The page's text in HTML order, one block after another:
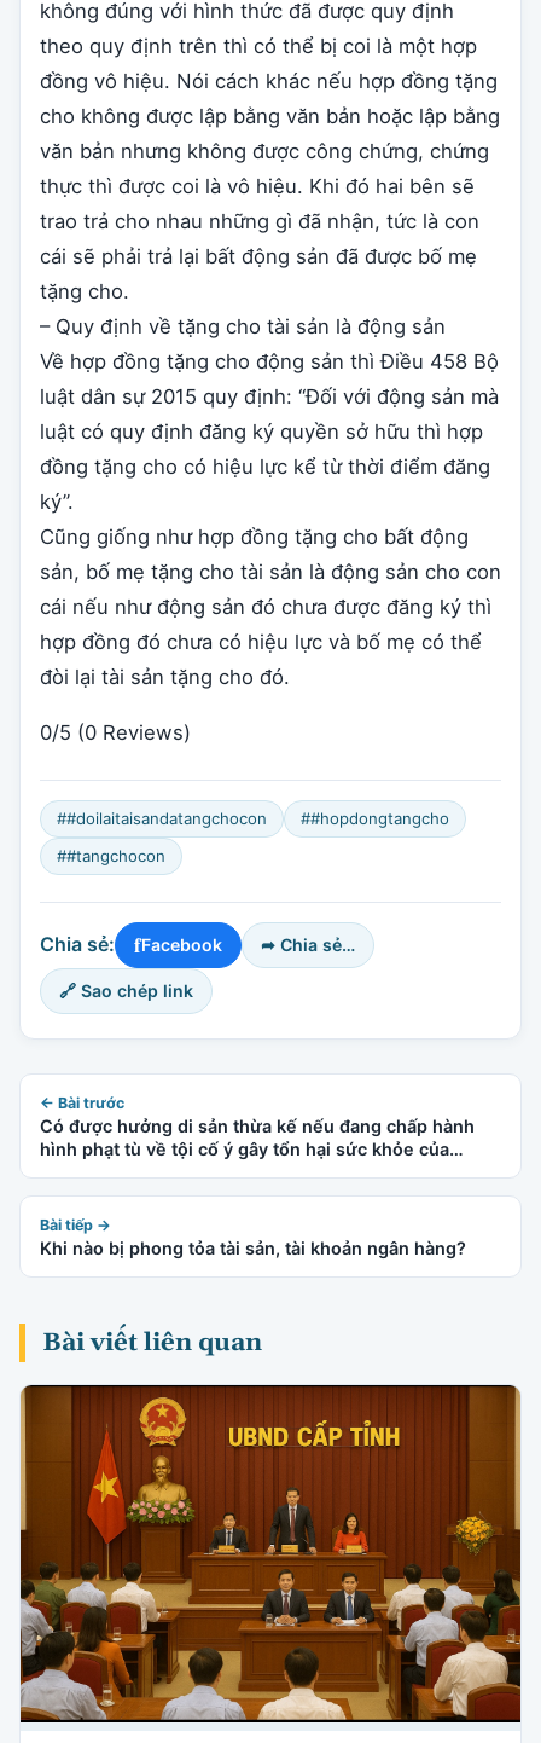
không đúng với hình thức đã được quy định
theo quy định trên thì có thể bị coi là một hợp
đồng vô hiệu. Nói cách khác nếu hợp đồng tặng
cho không được lập bằng văn bản hoặc lập bằng
văn bản nhưng không được công chứng, chứng
thực thì được coi là vô hiệu. Khi đó hai bên sẽ
trao trả cho nhau những gì đã nhận, tức là con
cái sẽ phải trả lại bất động sản đã được bố mẹ
tặng cho.
– Quy định về tặng cho tài sản là động sản
Về hợp đồng tặng cho động sản thì Điều 458 Bộ
luật dân sự 2015 quy định: “Đối với động sản mà
luật có quy định đăng ký quyền sở hữu thì hợp
đồng tặng cho có hiệu lực kể từ thời điểm đăng
ký”.
Cũng giống như hợp đồng tặng cho bất động
sản, bố mẹ tặng cho tài sản là động sản cho con
cái nếu như động sản đó chưa được đăng ký thì
hợp đồng đó chưa có hiệu lực và bố mẹ có thể
đòi lại tài sản tặng cho đó.
0/5 (0 Reviews)
##doilaitaisandatangchocon
##hopdongtangcho
##tangchocon
Chia sẻ: fFacebook ➦ Chia sẻ…
🔗 Sao chép link
← Bài trước
Có được hưởng di sản thừa kế nếu đang chấp hành
hình phạt tù về tội cố ý gây tổn hại sức khỏe của
Bài tiếp →
Khi nào bị phong tỏa tài sản, tài khoản ngân hàng?
Bài viết liên quan